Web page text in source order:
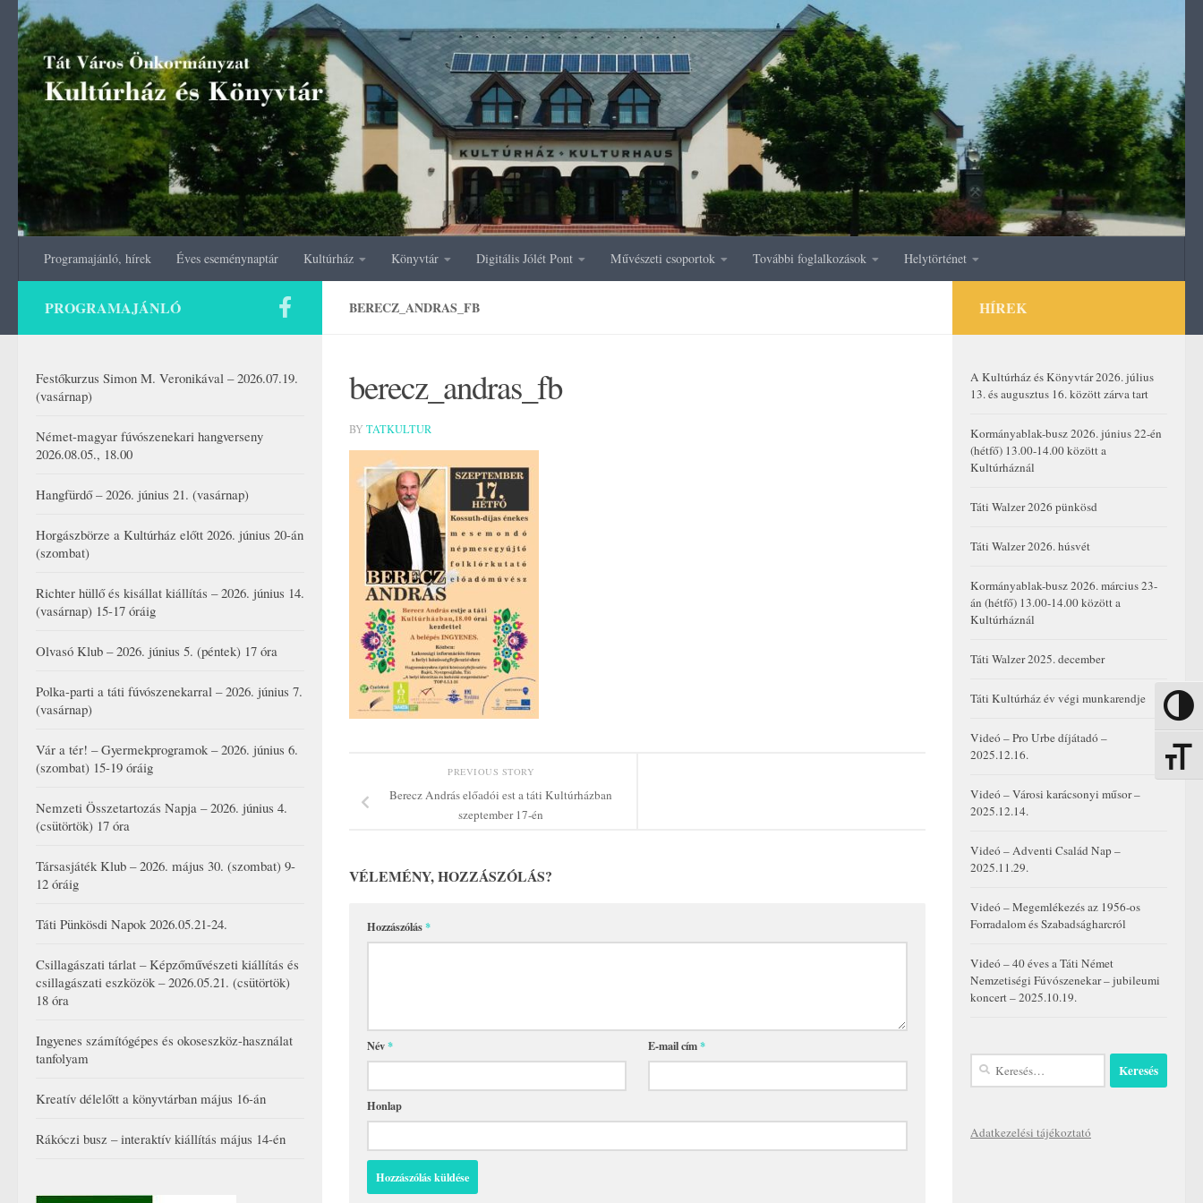
Nagy
Skip to content
Programajánló, hírek Éves eseménynaptár Kultúrház Könyvtár Digitális Jólét Pont Művészeti csoportok További foglalkozások Helytörténet
BERECZ_ANDRAS_FB
berecz_andras_fb
BY TATKULTUR
PREVIOUS STORY
Berecz András előadói est a táti Kultúrházban
szeptember 17-én
VÉLEMÉNY, HOZZÁSZÓLÁS?
Hozzászólás*
Név* E-mail cím*
Honlap
PROGRAMAJÁNLÓ
Festőkurzus Simon M. Veronikával – 2026.07.19.
(vasárnap)
Német-magyar fúvószenekari hangverseny
2026.08.05., 18.00
Hangfürdő – 2026. június 21. (vasárnap)
Horgászbörze a Kultúrház előtt 2026. június 20-án
(szombat)
Richter hüllő és kisállat kiállítás – 2026. június 14.
(vasárnap) 15-17 óráig
Olvasó Klub – 2026. június 5. (péntek) 17 óra
Polka-parti a táti fúvószenekarral – 2026. június 7.
(vasárnap)
Vár a tér! – Gyermekprogramok – 2026. június 6.
(szombat) 15-19 óráig
Nemzeti Összetartozás Napja – 2026. június 4.
(csütörtök) 17 óra
Társasjáték Klub – 2026. május 30. (szombat) 9-
12 óráig
Táti Pünkösdi Napok 2026.05.21-24.
Csillagászati tárlat – Képzőművészeti kiállítás és
csillagászati eszközök – 2026.05.21. (csütörtök)
18 óra
Ingyenes számítógépes és okoseszköz-használat
tanfolyam
Kreatív délelőtt a könyvtárban május 16-án
Rákóczi busz – interaktív kiállítás május 14-én
HÍREK
A Kultúrház és Könyvtár 2026. július
13. és augusztus 16. között zárva tart
Kormányablak-busz 2026. június 22-én
(hétfő) 13.00-14.00 között a
Kultúrháznál
Táti Walzer 2026 pünkösd
Táti Walzer 2026. húsvét
Kormányablak-busz 2026. március 23-
án (hétfő) 13.00-14.00 között a
Kultúrháznál
Táti Walzer 2025. december
Táti Kultúrház év végi munkarendje
Videó – Pro Urbe díjátadó –
2025.12.16.
Videó – Városi karácsonyi műsor –
2025.12.14.
Videó – Adventi Család Nap –
2025.11.29.
Videó – Megemlékezés az 1956-os
Forradalom és Szabadságharcról
Videó – 40 éves a Táti Német
Nemzetiségi Fúvószenekar – jubileumi
koncert – 2025.10.19.
Keresés:
Adatkezelési tájékoztató